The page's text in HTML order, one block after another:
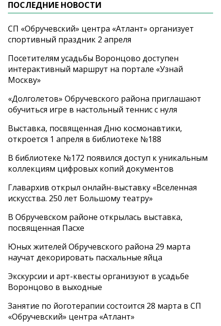
ПОСЛЕДНИЕ НОВОСТИ
СП «Обручевский» центра «Атлант» организует
спортивный праздник 2 апреля
Посетителям усадьбы Воронцово доступен
интерактивный маршрут на портале «Узнай
Москву»
«Долголетов» Обручевского района приглашают
обучиться игре в настольный теннис с нуля
Выставка, посвященная Дню космонавтики,
откроется 1 апреля в библиотеке №188
В библиотеке №172 появился доступ к уникальным
коллекциям цифровых копий документов
Главархив открыл онлайн-выставку «Вселенная
искусства. 250 лет Большому театру»
В Обручевском районе открылась выставка,
посвященная Пасхе
Юных жителей Обручевского района 29 марта
научат декорировать пасхальные яйца
Экскурсии и арт-квесты организуют в усадьбе
Воронцово в выходные
Занятие по йоготерапии состоится 28 марта в СП
«Обручевский» центра «Атлант»